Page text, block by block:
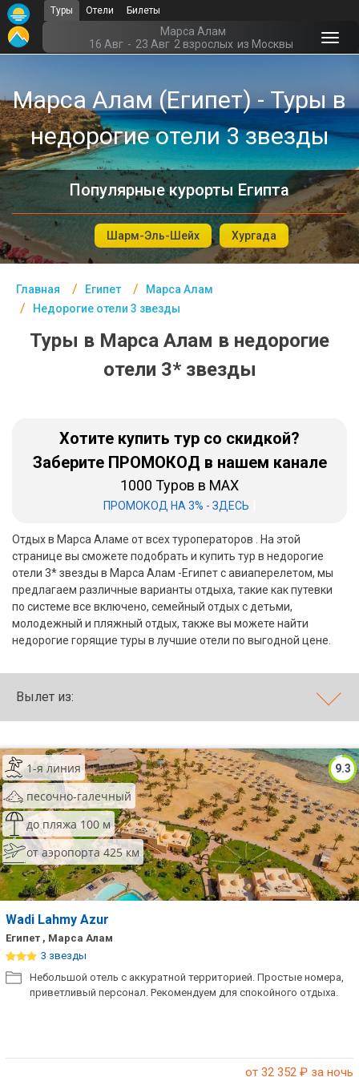
Туры Отели Билеты
Марса Алам
16 Авг - 23 Авг 2 взрослых из Москвы
Марса Алам (Египет) - Туры в
недорогие отели 3 звезды
Популярные курорты Египта
Шарм-Эль-Шейх Хургада
Главная Египет
Марса Алам
Недорогие отели 3 звезды
Туры в Марса Алам в недорогие
отели 3* звезды
Хотите купить тур со скидкой?
Заберите ПРОМОКОД в нашем канале
1000 Туров в MAX
ПРОМОКОД НА 3% - ЗДЕСЬ
Отдых в Марса Аламе от всех туроператоров . На этой
странице вы сможете подобрать и купить тур в недорогие
отели 3* звезды в Марса Алам -Египет с авиаперелетом, мы
предлагаем различные варианты отдыха, такие как путевки
по системе все включено, семейный отдых с детьми,
молодежный и пляжный отдых, также вы можете найти
недорогие горящие туры в лучшие отели по выгодной цене.
Вылет из:
9.3
1-я линия
песочно-галечный
до пляжа 100 м
от аэропорта 425 км
Wadi Lahmy Azur
Египет , Марса Алам
3 звезды
Небольшой отель с аккуратной территорией. Простые номера,
приветливый персонал. Рекомендуем для спокойного отдыха.
от 32 352 ₽ за ночь
Главная
Офис г. Москва
Помощь
Подборки отелей
Таиланд
ОАЭ
Египет
Хайнань
Занзибар
Абхазия
Большой Сочи
Кав Мин Воды
Экскурсионные туры
ТОП 10 недорогих отелей
Лучшие отели 4* звезды
Недорогие отели 4*
звезды
Лучшие отели 3* звезды
Недорогие отели 3*
Сетевые отели Турции
Сетевые отели ОАЭ